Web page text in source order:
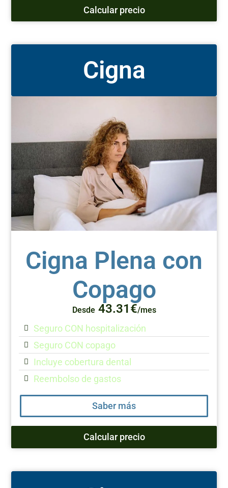
Calcular precio
Cigna
Cigna Plena con
Copago
Desde43.31€/mes
Seguro CON hospitalización
Seguro CON copago
Incluye cobertura dental
Reembolso de gastos
Saber más
Calcular precio